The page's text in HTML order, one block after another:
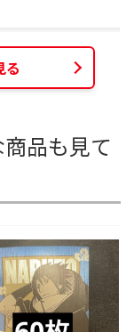
る
品も見て